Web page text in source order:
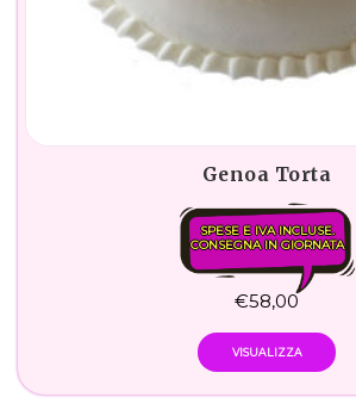
Genoa Torta
SPESE E IVA INCLUSE.
CONSEGNA IN GIORNATA
€58,00
VISUALIZZA